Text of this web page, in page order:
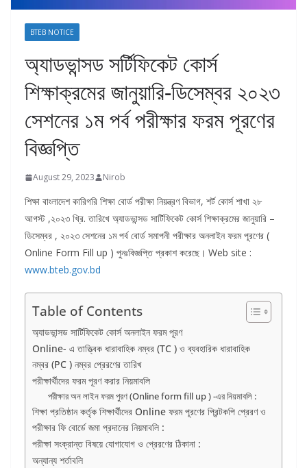
BTEB NOTICE
অ্যাডভান্সড সর্টিফিকেট কোর্স
শিক্ষাক্রমের জানুয়ারি-ডিসেম্বর ২০২৩
সেশনের ১ম পর্ব পরীক্ষার ফরম পূরণের
বিজ্ঞপ্তি
August 29, 2023 Nirob
শিক্ষা বাংলাদেশ কারিগরি শিক্ষা বোর্ড পরীক্ষা নিয়ন্ত্রণ বিভাগ, শর্ট কোর্স শাখা ২৮
আগস্ট ,২০২৩ খ্রি.তারিখে অ্যাডভান্সড সার্টিফিকেট কোর্স শিক্ষাক্রমের জানুয়ারি –
ডিসেম্বর , ২০২৩ সেশনের ১ম পর্ব বোর্ড সমাপনী পরীক্ষার অনলাইন ফরম পূরণের (
Online Form Fill up ) পুনঃবিজ্ঞপ্তি প্রকাশ করেছে। Web site :
www.bteb.gov.bd
Table of Contents
অ্যাডভান্সড সার্টিফিকেট কোর্স অনলাইন ফরম পূরণ
Online- এ তাত্ত্বিক ধারাবাহিক নম্বর (TC ) ও ব্যবহারিক ধারাবাহিক
নম্বর (PC ) নম্বর প্রেরণের তারিখ
পরীক্ষার্থীদের ফরম পূরণ করার নিয়মাবলি
পরীক্ষার অন লাইন ফরম পুরণ (Online form fill up ) -এর নিয়মাবলি :
শিক্ষা প্রতিষ্ঠান কর্তৃক শিক্ষার্থীদের Online ফরম পূরণের প্রিন্টকপি প্রেরণ ও
পরীক্ষার ফি বোর্ডে জমা প্রদানের নিয়মাবলি :
পরীক্ষা সংক্রান্ত বিষয়ে যোগাযোগ ও প্রেরণের ঠিকানা :
অন্যান্য শর্তাবলি